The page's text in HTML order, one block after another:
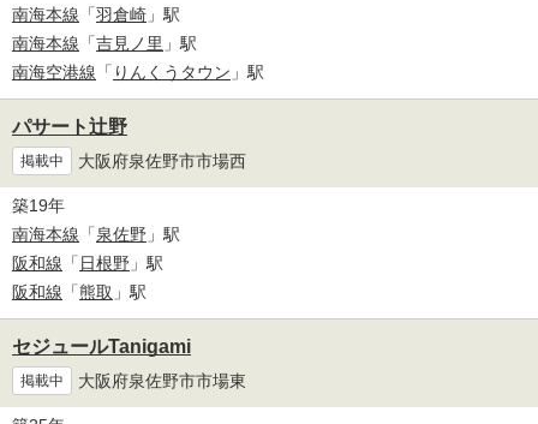
南海本線 「羽倉崎 」駅
南海本線 「吉見ノ里 」駅
南海空港線 「 りんくうタウン 」駅
パサート辻野
掲載中 大阪府泉佐野市市場西
築19年
南海本線 「泉佐野 」駅
阪和線 「 日根野 」駅
阪和線 「熊取 」駅
セジュールTanigami
掲載中 大阪府泉佐野市市場東